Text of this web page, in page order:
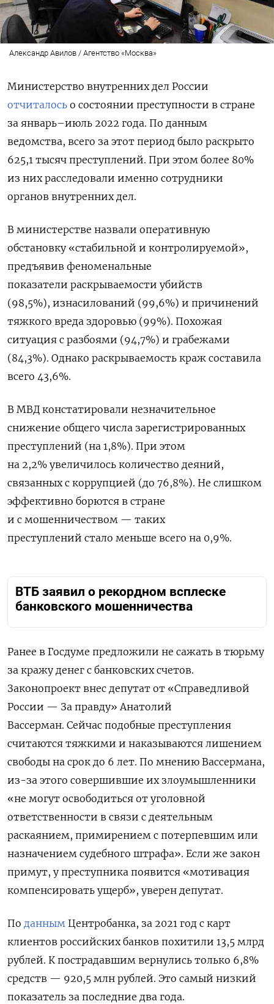
Александр Авилов / Агентство «Москва»
Министерство внутренних дел России
отчиталось о состоянии преступности в стране
за январь–июль 2022 года. По данным
ведомства, всего за этот период было раскрыто
625,1 тысяч преступлений. При этом более 80%
из них расследовали именно сотрудники
органов внутренних дел.
В министерстве назвали оперативную
обстановку «стабильной и контролируемой»,
предъявив феноменальные
показатели раскрываемости убийств
(98,5%), изнасилований (99,6%) и причинений
тяжкого вреда здоровью (99%). Похожая
ситуация с разбоями (94,7%) и грабежами
(84,3%). Однако раскрываемость краж составила
всего 43,6%.
В МВД констатировали незначительное
снижение общего числа зарегистрированных
преступлений (на 1,8%). При этом
на 2,2% увеличилось количество деяний,
связанных с коррупцией (до 76,8%). Не слишком
эффективно борются в стране
и с мошенничеством — таких
преступлений стало меньше всего на 0,9%.
ВТБ заявил о рекордном всплеске
банковского мошенничества
Ранее в Госдуме предложили не сажать в тюрьму
за кражу денег с банковских счетов.
Законопроект внес депутат от «Справедливой
России — За правду» Анатолий
Вассерман. Сейчас подобные преступления
считаются тяжкими и наказываются лишением
свободы на срок до 6 лет. По мнению Вассермана,
из-за этого совершившие их злоумышленники
«не могут освободиться от уголовной
ответственности в связи с деятельным
раскаянием, примирением с потерпевшим или
назначением судебного штрафа». Если же закон
примут, у преступника появится «мотивация
компенсировать ущерб», уверен депутат.
По данным Центробанка, за 2021 год с карт
клиентов российских банков похитили 13,5 млрд
рублей. К пострадавшим вернулись только 6,8%
средств — 920,5 млн рублей. Это самый низкий
показатель за последние два года.